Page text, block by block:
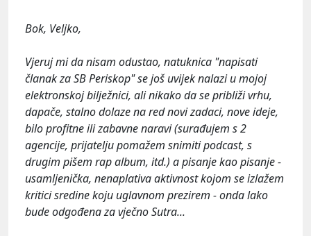
Bok, Veljko,
Vjeruj mi da nisam odustao, natuknica "napisati
članak za SB Periskop" se još uvijek nalazi u mojoj
elektronskoj bilježnici, ali nikako da se približi vrhu,
dapače, stalno dolaze na red novi zadaci, nove ideje,
bilo profitne ili zabavne naravi (surađujem s 2
agencije, prijatelju pomažem snimiti podcast, s
drugim pišem rap album, itd.) a pisanje kao pisanje -
usamljenička, nenaplativa aktivnost kojom se izlažem
kritici sredine koju uglavnom prezirem - onda lako
bude odgođena za vječno Sutra...